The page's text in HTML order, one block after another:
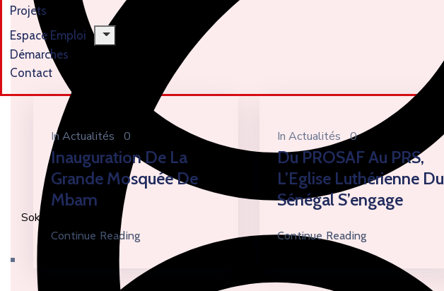
Sokone
Projets
Espace Emploi
Démarches
Contact
In Actualités 0
Inauguration De La
Grande Mosquée De
Mbam
Continue Reading
In Actualités 0
Du PROSAF Au PRS,
L’Eglise Luthérienne Du
Sénégal S’engage
Continue Reading